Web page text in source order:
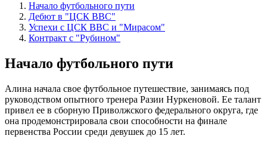
Начало футбольного пути
Дебют в "ЦСК ВВС"
Успехи с ЦСК ВВС и "Мирасом"
Контракт с "Рубином"
Начало футбольного пути
Алина начала свое футбольное путешествие, занимаясь под
руководством опытного тренера Разии Нуркеновой. Ее талант
привел ее в сборную Приволжского федерального округа, где
она продемонстрировала свои способности на финале
первенства России среди девушек до 15 лет.